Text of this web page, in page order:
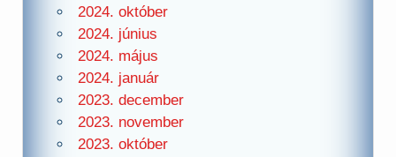
2024. október
2024. június
2024. május
2024. január
2023. december
2023. november
2023. október